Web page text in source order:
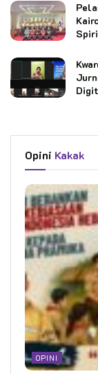
Opini Kakak
OPINI